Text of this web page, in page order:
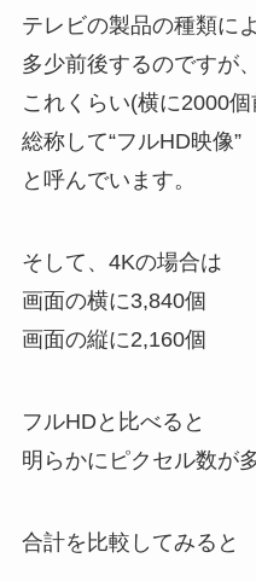
テレビの製品の種類に
多少前後するのですが、
これくらい(横に2000
総称して“フルHD映像”
と呼んでいます。
そして、4Kの場合は
画面の横に3,840個
画面の縦に2,160個
フルHDと比べると
明らかにピクセル数が
合計を比較してみると